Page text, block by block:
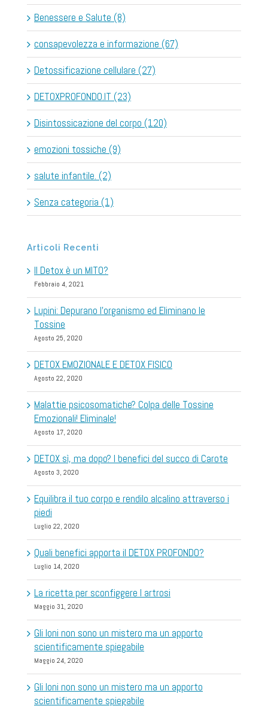
Benessere e Salute (8)
consapevolezza e informazione (67)
Detossificazione cellulare (27)
DETOXPROFONDO.IT (23)
Disintossicazione del corpo (120)
emozioni tossiche (9)
salute infantile. (2)
Senza categoria (1)
Articoli Recenti
Il Detox è un MITO?
Febbraio 4, 2021
Lupini: Depurano l’organismo ed Eliminano le
Tossine
Agosto 25, 2020
DETOX EMOZIONALE E DETOX FISICO
Agosto 22, 2020
Malattie psicosomatiche? Colpa delle Tossine
Emozionali! Eliminale!
Agosto 17, 2020
DETOX sì, ma dopo? I benefici del succo di Carote
Agosto 3, 2020
Equilibra il tuo corpo e rendilo alcalino attraverso i
piedi
Luglio 22, 2020
Quali benefici apporta il DETOX PROFONDO?
Luglio 14, 2020
La ricetta per sconfiggere l artrosi
Maggio 31, 2020
Gli Ioni non sono un mistero ma un apporto
scientificamente spiegabile
Maggio 24, 2020
Gli Ioni non sono un mistero ma un apporto
scientificamente spiegabile